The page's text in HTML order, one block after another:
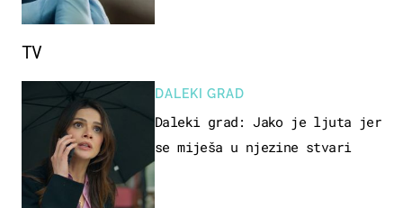
TV
DALEKI GRAD
Daleki grad: Jako je ljuta jer
se miješa u njezine stvari